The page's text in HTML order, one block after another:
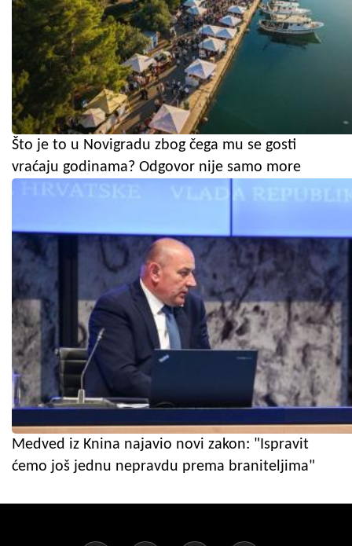
Što je to u Novigradu zbog čega mu se gosti
vraćaju godinama? Odgovor nije samo more
Medved iz Knina najavio novi zakon: "Ispravit
ćemo još jednu nepravdu prema braniteljima"